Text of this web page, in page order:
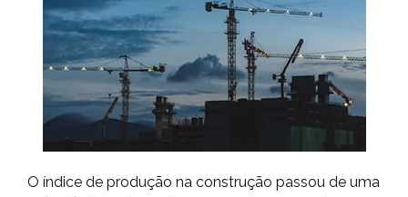
O índice de produção na construção passou de uma